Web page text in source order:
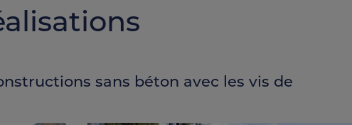
sans béton avec les vis de